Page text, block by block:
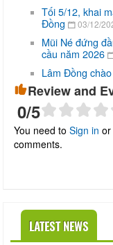
Tối 5/12, khai
Đồng
03/12/
Mũi Né đứng
cầu năm 2026
Lâm Đồng
Review and
0/5
You need to Sign in or
comments.
LATEST NEWS